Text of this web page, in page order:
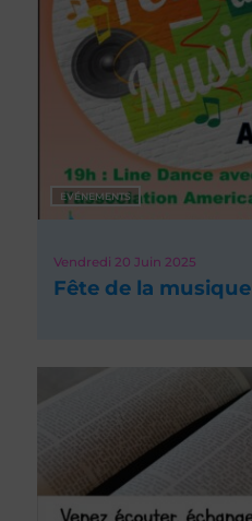
EVÉNEMENTS
Vendredi 20 Juin 2025
Fête de la musique